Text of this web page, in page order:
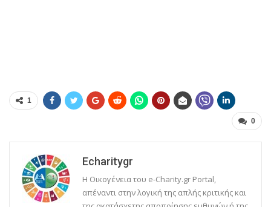
1
0
Echaritygr
Η Οικογένεια του e-Charity.gr Portal,
απέναντι στην λογική της απλής κριτικής και